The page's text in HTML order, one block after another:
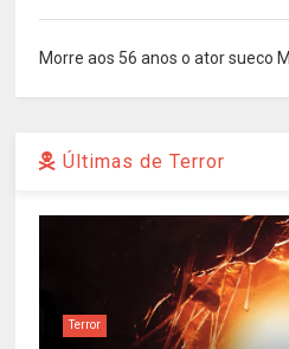
Morre aos 56 anos o ator sueco
Últimas de Terror
Terror